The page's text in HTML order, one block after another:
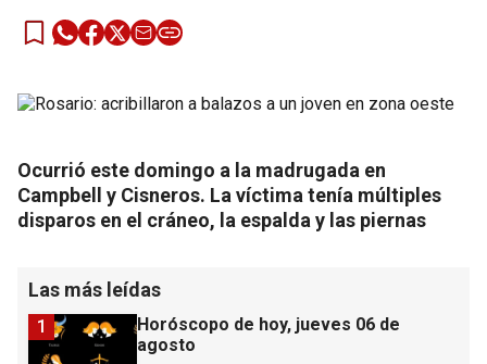
Ocurrió este domingo a la madrugada en
Campbell y Cisneros. La víctima tenía múltiples
disparos en el cráneo, la espalda y las piernas
Las más leídas
Horóscopo de hoy, jueves 06 de
agosto
1